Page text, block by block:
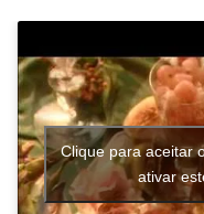
Clique para aceitar
ativar